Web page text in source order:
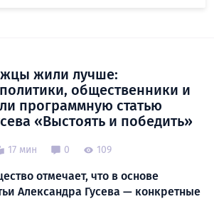
жили лучше:
общественники и
программную статью
«Выстоять и победить»
17 мин 0 109
отмечает, что в основе
Александра Гусева — конкретные